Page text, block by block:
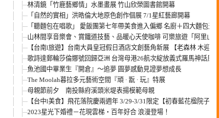
林清鏡「竹鹿藝鄉情」水墨畫展 竹山欣榮圖書館開幕
「自然的實相」洪晧倫大地原色創作個展 7/1星紅藝廊開幕
「聽麵包在唱歌」 愛飯團第七年帶美食進入偏鄉 名廚＋四大麵包天
山林間享音樂會、賞鐵道技藝、品暖心天使咖啡 可樂旅遊「阿里山
【台南l旅遊】台南大員皇冠假日酒店文創藝角新展 【老森林 木迎
歌詩達郵輪莎倫娜號回歸亞洲 台灣母港26航次綻放義式羅馬神話風
魚池國中畢業生『開倉』～追夢 圓夢感動見證夢想成長
The Moolah暮拉多元藝術空間『頑 · 翫 · 玩』特展
母親節前夕 南投縣府溪頭米堤表揚模範母親
【台中l美食】飛花落院慶兩週年 3/29-3/31限定【初春藍花楹院子茶
2023星光下婚禮－花現雲梯‧百年好合 浪漫登場！